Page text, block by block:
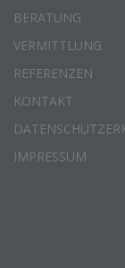
BERATUNG
VERMITTLUNG
REFERENZEN
KONTAKT
IMPRESSUM